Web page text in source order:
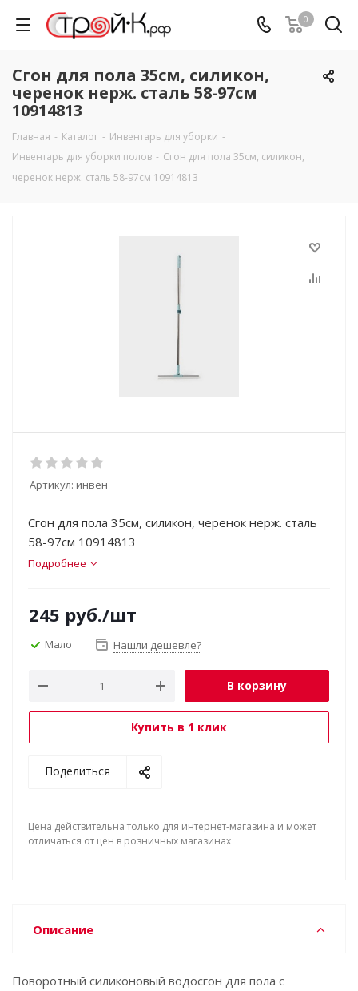
0
Сгон для пола 35см, силикон,
черенок нерж. сталь 58-97см
10914813
Главная - Каталог - Инвентарь для уборки -
Инвентарь для уборки полов - Сгон для пола 35см, силикон,
черенок нерж. сталь 58-97см 10914813
Артикул: инвен
Сгон для пола 35см, силикон, черенок нерж. сталь
58-97см 10914813
Подробнее
245 руб./шт
Мало Нашли дешевле?
В корзину
Купить в 1 клик
Поделиться
Цена действительна только для интернет-магазина и может
отличаться от цен в розничных магазинах
Описание
Поворотный силиконовый водосгон для пола с